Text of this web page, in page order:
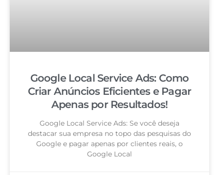
Google Local Service Ads: Como
Criar Anúncios Eficientes e Pagar
Apenas por Resultados!
Google Local Service Ads: Se você deseja
destacar sua empresa no topo das pesquisas do
Google e pagar apenas por clientes reais, o
Google Local